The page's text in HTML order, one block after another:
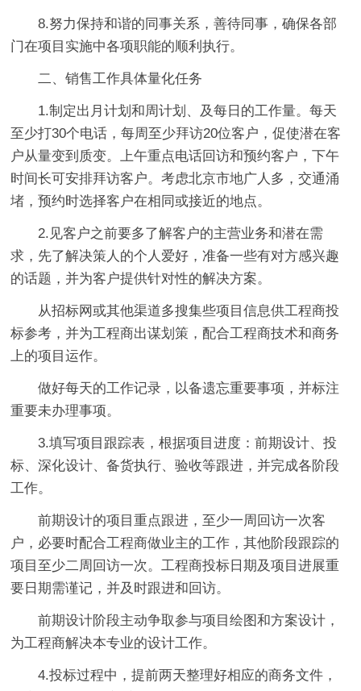
8.努力保持和谐的同事关系，善待同事，确保各部
门在项目实施中各项职能的顺利执行。
二、销售工作具体量化任务
1.制定出月计划和周计划、及每日的工作量。每天
至少打30个电话，每周至少拜访20位客户，促使潜在客
户从量变到质变。上午重点电话回访和预约客户，下午
时间长可安排拜访客户。考虑北京市地广人多，交通涌
堵，预约时选择客户在相同或接近的地点。
2.见客户之前要多了解客户的主营业务和潜在需
求，先了解决策人的个人爱好，准备一些有对方感兴趣
的话题，并为客户提供针对性的解决方案。
从招标网或其他渠道多搜集些项目信息供工程商投
标参考，并为工程商出谋划策，配合工程商技术和商务
上的项目运作。
做好每天的工作记录，以备遗忘重要事项，并标注
重要未办理事项。
3.填写项目跟踪表，根据项目进度：前期设计、投
标、深化设计、备货执行、验收等跟进，并完成各阶段
工作。
前期设计的项目重点跟进，至少一周回访一次客
户，必要时配合工程商做业主的工作，其他阶段跟踪的
项目至少二周回访一次。工程商投标日期及项目进展重
要日期需谨记，并及时跟进和回访。
前期设计阶段主动争取参与项目绘图和方案设计，
为工程商解决本专业的设计工作。
4.投标过程中，提前两天整理好相应的商务文件，